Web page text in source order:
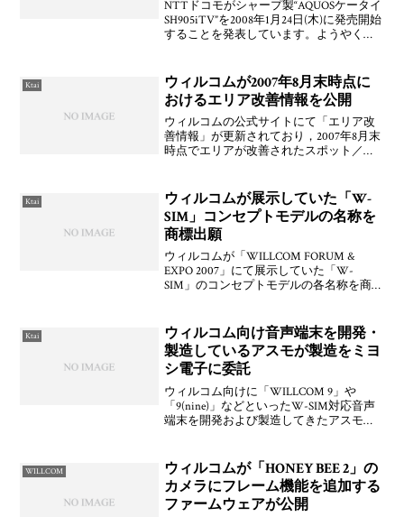
NTTドコモがシャープ製“AQUOSケータイ
SH905iTV”を2008年1月24日(木)に発売開始
することを発表しています。ようやく
と他の派生モデルや「FO
Ktai
ウィルコムが2007年8月末時点に
おけるエリア改善情報を公開
ウィルコムの公式サイトにて「エリア改
善情報」が更新されており，2007年8月末
時点でエリアが改善されたスポット／地
ちますかね。ウィルコムカウンター八戸
店の人の家の近くに
Ktai
ウィルコムが展示していた「W-
SIM」コンセプトモデルの名称を
商標出願
ウィルコムが「WILLCOM FORUM &
EXPO 2007」にて展示していた「W-
SIM」のコンセプトモデルの各名称を商標
1302600の「ルーター」がちょこ
Ktai
ウィルコム向け音声端末を開発・
製造しているアスモが製造をミヨ
シ電子に委託
ウィルコム向けに「WILLCOM 9」や
「9(nine)」などといったW-SIM対応音声
端末を開発および製造してきたアスモが
いですが，概ね合意していて2009年5月中
を
WILLCOM
ウィルコムが「HONEY BEE 2」の
カメラにフレーム機能を追加する
ファームウェアが公開